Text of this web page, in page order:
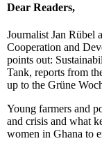
Dear Readers,
Journalist Jan Rübel
Cooperation and
points out:
Tank, reports from
up to the Grüne
Young farmers and
and crisis and what
women in Ghana to